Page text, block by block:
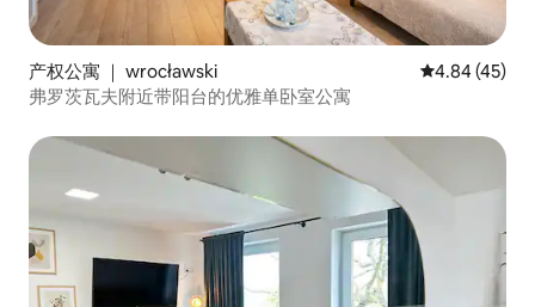
产权公寓 ｜ wrocławski 平均评分
4.84 (45)
弗罗茨瓦夫附近带阳台的优雅单卧室公寓